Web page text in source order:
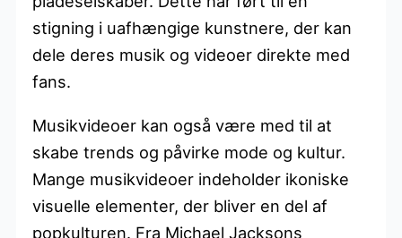
stigning i uafhængige kunstnere, der kan
dele deres musik og videoer direkte med
fans.
Musikvideoer kan også være med til at
skabe trends og påvirke mode og kultur.
Mange musikvideoer indeholder ikoniske
visuelle elementer, der bliver en del af
popkulturen. Fra Michael Jacksons